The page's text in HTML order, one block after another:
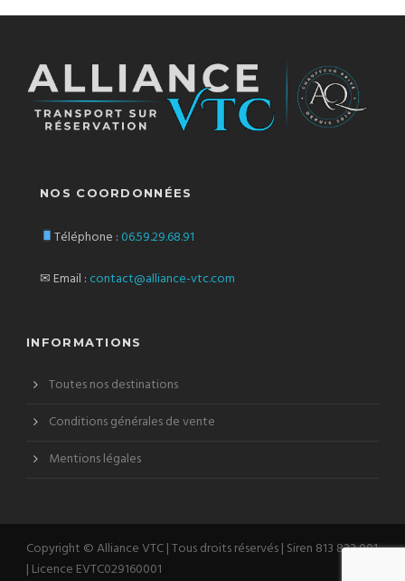
NOS COORDONNÉES
Téléphone : 06.59.29.68.91
✉ Email : contact@alliance-vtc.com
INFORMATIONS
Toutes nos destinations
Conditions générales de vente
Mentions légales
Copyright © Alliance VTC | Tous droits réservés | Siren 813 833 001
| Licence EVTC029160001